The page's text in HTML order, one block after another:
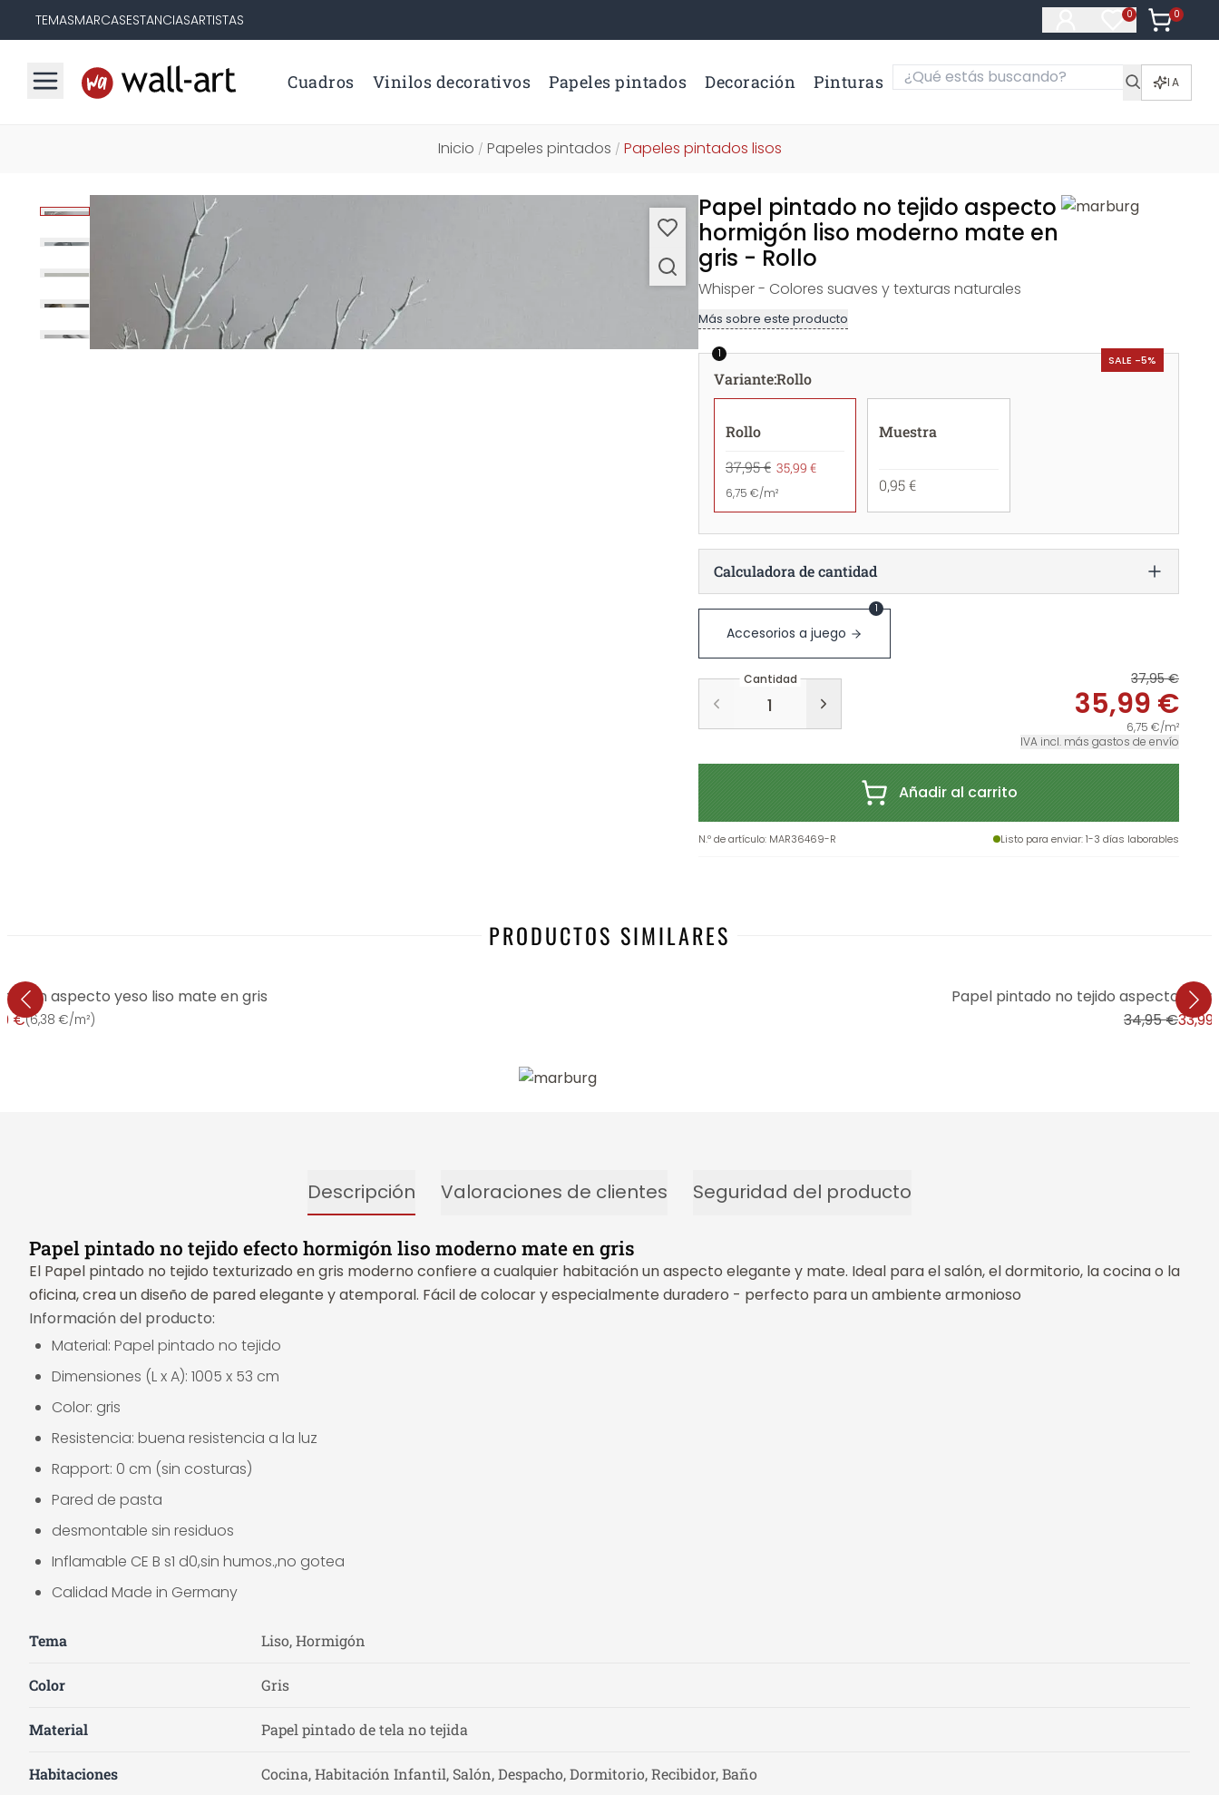
TEMASMARCASESTANCIASARTISTAS 0
Artículos en
0
Artículos
Cuadros Vinilos decorativos Papeles pintados Decoración Pinturas IA
Inicio / Papeles pintados / Papeles pintados lisos
Papel pintado no tejido aspecto
hormigón liso moderno mate en
gris - Rollo
Whisper - Colores suaves y texturas naturales
Más sobre este producto
SALE -5%
1
Variante:Rollo
Rollo
37,95 € 35,99 €
6,75 €/m²
Muestra
0,95 €
Calculadora de cantidad
Accesorios a juego
1
Cantidad 37,95 €
35,99 €
6,75 €/m²
IVA incl. más gastos de envío
Añadir al carrito
N.º de artículo: MAR36469-R Listo para enviar: 1-3 días laborables
PRODUCTOS SIMILARES
aspecto yeso liso mate en gris
€(6,38 €/m²)
Papel pintado no tejido aspecto
34,95 €
Descripción Valoraciones de clientes Seguridad del producto
Papel pintado no tejido efecto hormigón liso moderno mate en gris
El Papel pintado no tejido texturizado en gris moderno confiere a cualquier habitación un aspecto elegante y mate. Ideal para el salón, el dormitorio, la cocina o la
oficina, crea un diseño de pared elegante y atemporal. Fácil de colocar y especialmente duradero - perfecto para un ambiente armonioso
Información del producto:
Material: Papel pintado no tejido
Dimensiones (L x A): 1005 x 53 cm
Color: gris
Resistencia: buena resistencia a la luz
Rapport: 0 cm (sin costuras)
Pared de pasta
desmontable sin residuos
Inflamable CE B s1 d0,sin humos.,no gotea
Calidad Made in Germany
Tema Liso, Hormigón
Color Gris
Material Papel pintado de tela no tejida
Habitaciones Cocina, Habitación Infantil, Salón, Despacho, Dormitorio, Recibidor, Baño